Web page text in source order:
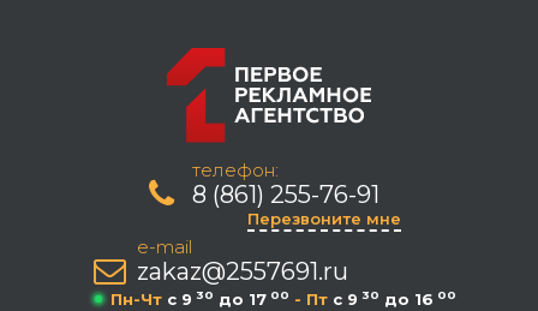
телефон:
8 (861) 255-76-91
Перезвоните мне
e-mail
zakaz@2557691.ru
Пн-Чт c 9 30 до 17 00 - Пт c 9 30 до 16 00